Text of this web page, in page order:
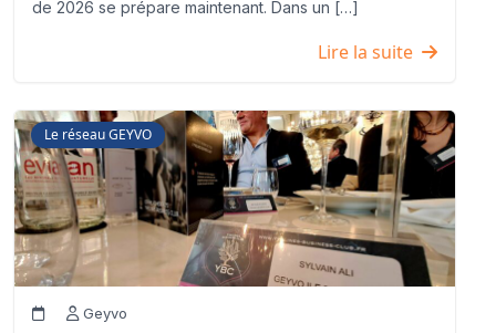
de 2026 se prépare maintenant. Dans un […]
Lire la suite
Le réseau GEYVO
Geyvo